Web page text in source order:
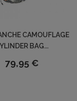
CAMOUFLAGE
BAG...
79,95 €